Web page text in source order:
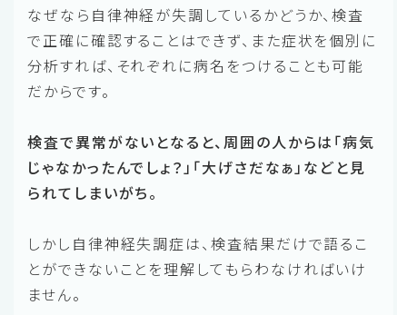
なぜなら自律神経が失調しているかどうか、検査
で正確に確認することはできず、また症状を個別に
分析すれば、それぞれに病名をつけることも可能
だからです。
検査で異常がないとなると、周囲の人からは「病気
じゃなかったんでしょ？」「大げさだなぁ」などと見
られてしまいがち。
しかし自律神経失調症は、検査結果だけで語るこ
とができないことを理解してもらわなければいけ
ません。